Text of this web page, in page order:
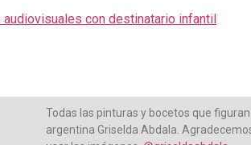
audiovisuales con destinatario infantil
Todas las pinturas y bocetos que
argentina Griselda Abdala.